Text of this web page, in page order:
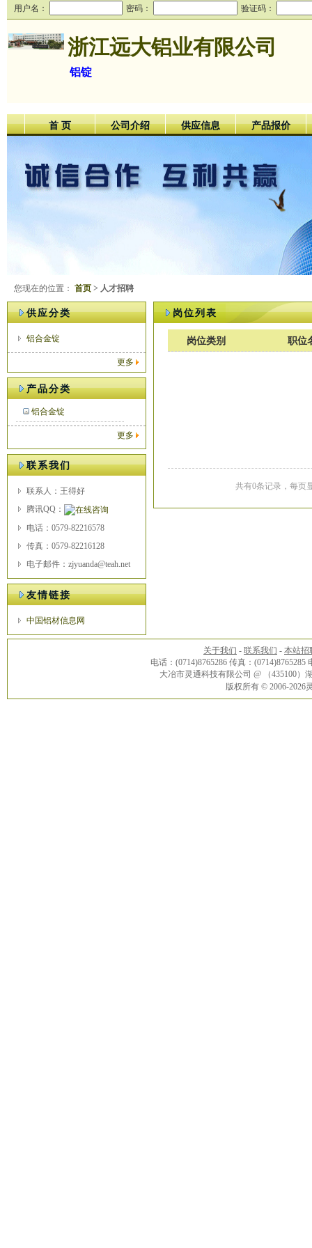
用户名： 密码： 验证码：
浙江远大铝业有限公司
铝锭
首 页 公司介绍 供应信息 产品报价
您现在的位置： 首页 > 人才招聘
供应分类
铝合金锭
更多
产品分类
铝合金锭
更多
联系我们
联系人：王得好
腾讯QQ：
电话：0579-82216578
传真：0579-82216128
电子邮件：zjyuanda@teah.net
友情链接
中国铝材信息网
岗位列表
岗位类别 职位
共有0条记录，每页
关于我们 - 联系我们 - 本站招
电话：(0714)8765286 传真：(0714)8765285
大冶市灵通科技有限公司 @ （435100
版权所有 © 2006-2026